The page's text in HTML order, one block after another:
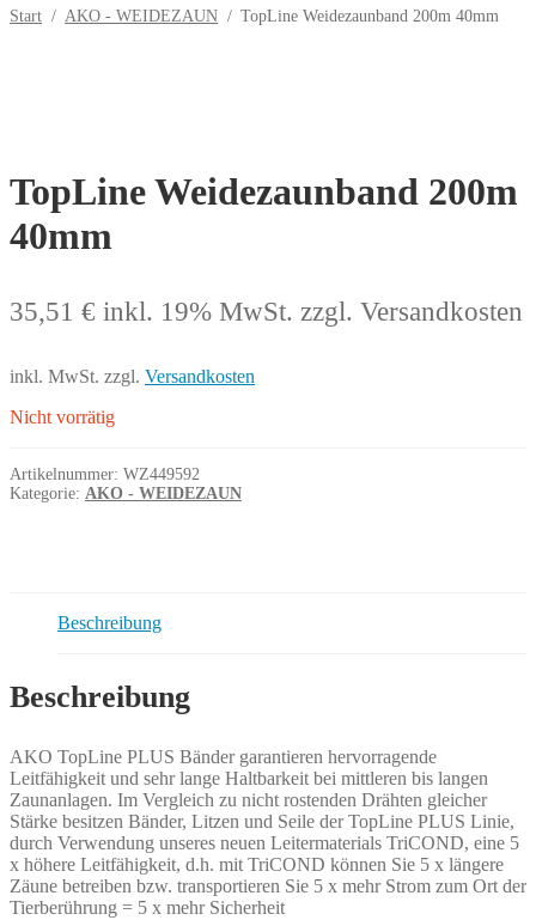
Start / AKO - WEIDEZAUN / TopLine Weidezaunband 200m 40mm
TopLine Weidezaunband 200m
40mm
35,51 € inkl. 19% MwSt. zzgl. Versandkosten
inkl. MwSt. zzgl. Versandkosten
Nicht vorrätig
Artikelnummer: WZ449592
Kategorie: AKO - WEIDEZAUN
Beschreibung
Beschreibung
AKO TopLine PLUS Bänder garantieren hervorragende
Leitfähigkeit und sehr lange Haltbarkeit bei mittleren bis langen
Zaunanlagen. Im Vergleich zu nicht rostenden Drähten gleicher
Stärke besitzen Bänder, Litzen und Seile der TopLine PLUS Linie,
durch Verwendung unseres neuen Leitermaterials TriCOND, eine 5
x höhere Leitfähigkeit, d.h. mit TriCOND können Sie 5 x längere
Zäune betreiben bzw. transportieren Sie 5 x mehr Strom zum Ort der
Tierberührung = 5 x mehr Sicherheit